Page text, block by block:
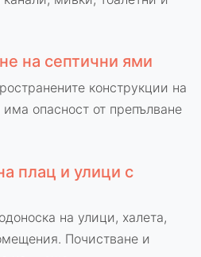
на септични ями
конструкции на
опасност от препълване
плац и улици с
на улици, халета,
Почистване и